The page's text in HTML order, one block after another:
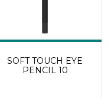
SOFT TOUCH EYE
PENCIL 10